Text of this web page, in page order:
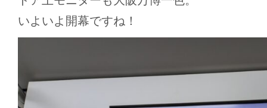
いよいよ開幕ですね！